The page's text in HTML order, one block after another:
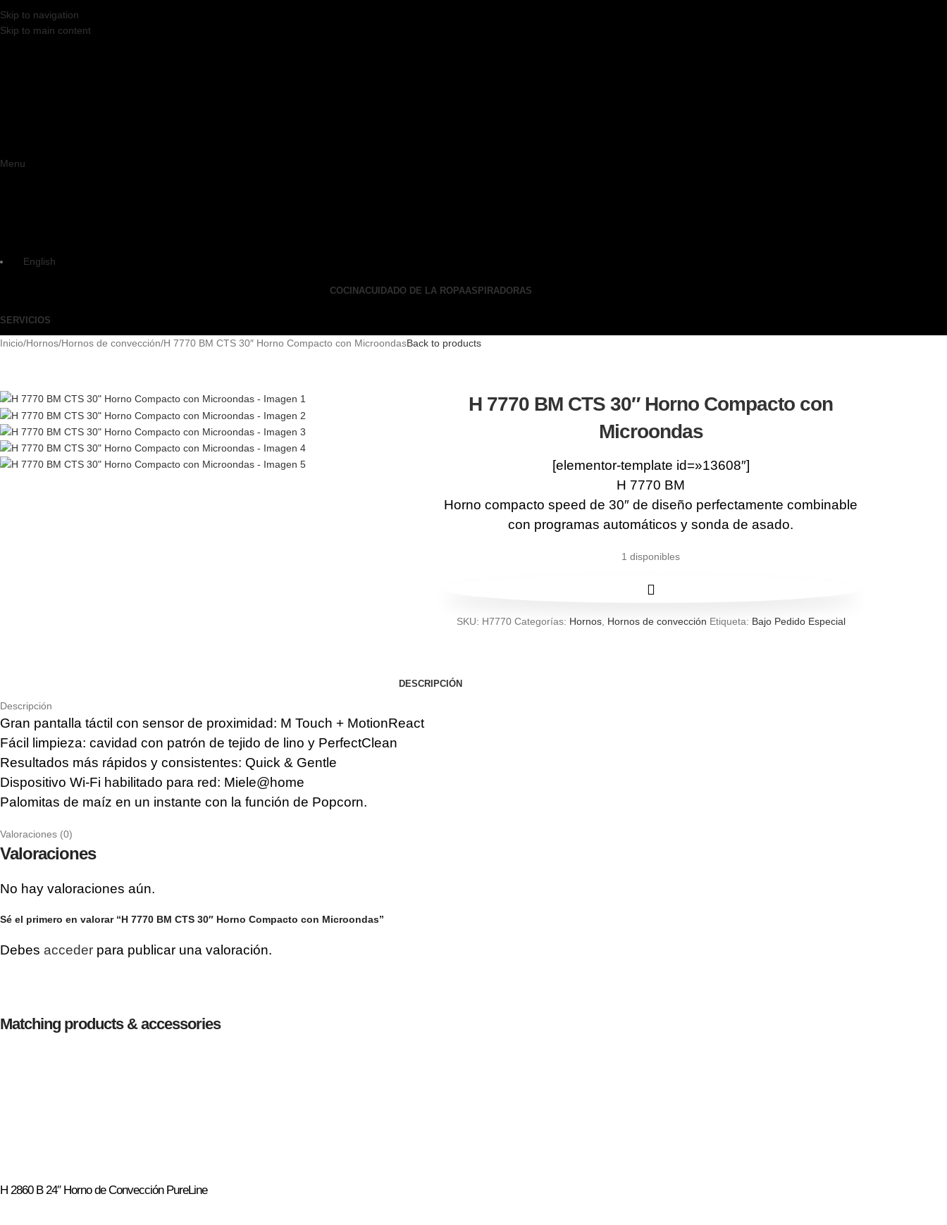
Skip to navigation
Skip to main content
Menu
English
COCINACUIDADO DE LA ROPAASPIRADORAS
SERVICIOS
Inicio Hornos Hornos de convección H 7770 BM CTS 30″ Horno Compacto con MicroondasBack to products
H 7770 BM CTS 30″ Horno Compacto con
Microondas
[elementor-template id=»13608″]
H 7770 BM
Horno compacto speed de 30″ de diseño perfectamente combinable
con programas automáticos y sonda de asado.
1 disponibles
SKU: H7770 Categorías: Hornos, Hornos de convección Etiqueta: Bajo Pedido Especial
DESCRIPCIÓN
Descripción
Gran pantalla táctil con sensor de proximidad: M Touch + MotionReact
Fácil limpieza: cavidad con patrón de tejido de lino y PerfectClean
Resultados más rápidos y consistentes: Quick & Gentle
Dispositivo Wi-Fi habilitado para red: Miele@home
Palomitas de maíz en un instante con la función de Popcorn.
Valoraciones (0)
Valoraciones
No hay valoraciones aún.
Sé el primero en valorar “H 7770 BM CTS 30″ Horno Compacto con Microondas”
Debes acceder para publicar una valoración.
Matching products & accessories
H 2860 B 24″ Horno de Convección PureLine